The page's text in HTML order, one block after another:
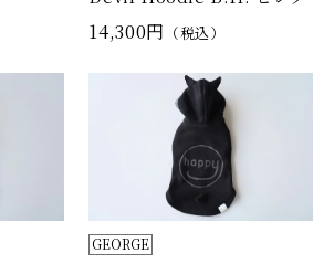
14,300円 （税込）
GEORGE